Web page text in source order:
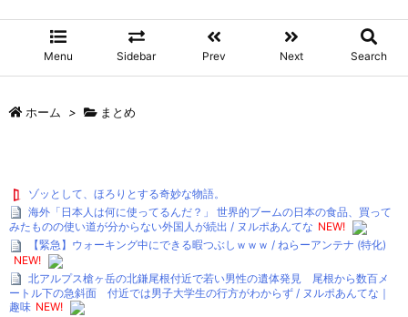
Menu Sidebar Prev Next Search
ホーム > まとめ
ゾッとして、ほろりとする奇妙な物語。
海外「日本人は何に使ってるんだ？」 世界的ブームの日本の食品、買って
みたものの使い道が分からない外国人が続出 / ヌルポあんてな NEW!
【緊急】ウォーキング中にできる暇つぶしｗｗｗ / ねらーアンテナ (特化)
NEW!
北アルプス槍ヶ岳の北鎌尾根付近で若い男性の遺体発見 尾根から数百メ
ートル下の急斜面 付近では男子大学生の行方がわからず / ヌルポあんてな｜
趣味 NEW!